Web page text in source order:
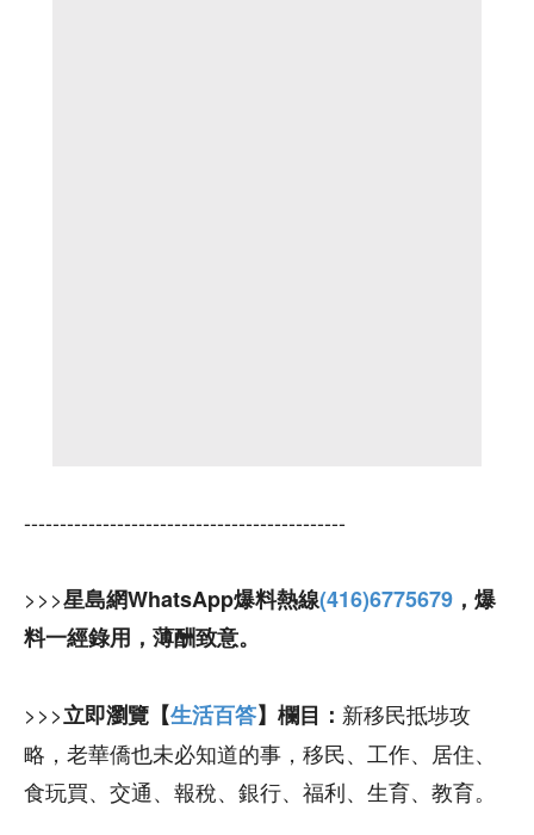
---------------------------------------------
>>>星島網WhatsApp爆料熱線(416)6775679 ，爆
料一經錄用，薄酬致意。
>>>立即瀏覽【生活百答】欄目： 新移民抵埗攻
略，老華僑也未必知道的事，移民、工作、居住、
食玩買、交通、報稅、銀行、福利、生育、教育。